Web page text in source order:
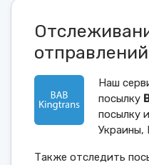
Наш
посылку
посылку
Украины,
Также отследить